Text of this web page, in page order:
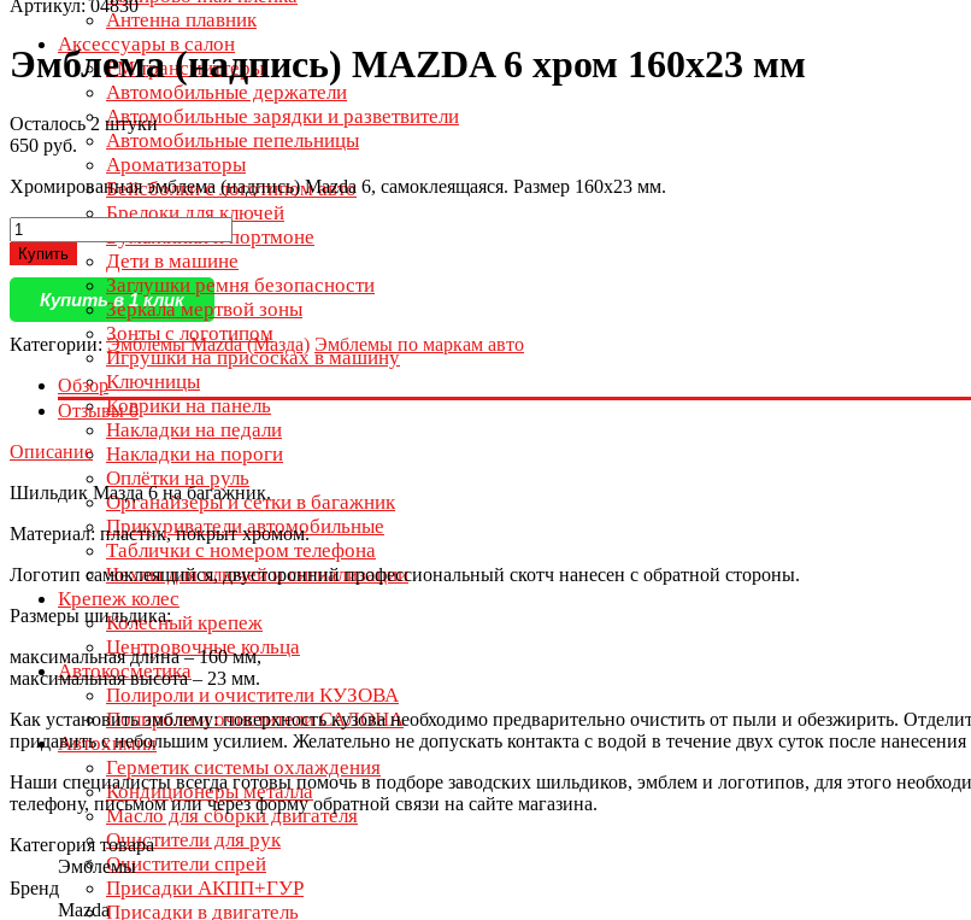
Антенна плавник
Аксессуары в салон
FM трансмиттеры
Автомобильные держатели
Автомобильные зарядки и разветвители
Автомобильные пепельницы
Ароматизаторы
Бейсболки с логотипом авто
Брелоки для ключей
Бумажники и портмоне
Дети в машине
Заглушки ремня безопасности
Зеркала мертвой зоны
Зонты с логотипом
Игрушки на присосках в машину
Ключницы
Коврики на панель
Накладки на педали
Накладки на пороги
Оплётки на руль
Органайзеры и сетки в багажник
Прикуриватели автомобильные
Таблички с номером телефона
Чехлы для ключей и сигнализации
Крепеж колес
Колесный крепеж
Центровочные кольца
Автокосметика
Полироли и очистители КУЗОВА
Полироли и очистители САЛОНА
Автохимия
Герметик системы охлаждения
Кондиционеры металла
Масло для сборки двигателя
Очистители для рук
Очистители спрей
Присадки АКПП+ГУР
Присадки в двигатель
Артикул: 04830
Эмблема (надпись) MAZDA 6 хром 160х23 мм
Осталось 2 штуки
650 руб.
Хромированная эмблема (надпись) Mazda 6, самоклеящаяся. Размер 160х23 мм.
Купить
Купить в 1 клик
Категории:Эмблемы Mazda (Мазда) Эмблемы по маркам авто
Обзор
Отзывы0
Описание
Шильдик Мазда 6 на багажник.
Материал: пластик, покрыт хромом.
Логотип самоклеящийся, двусторонний профессиональный скотч нанесен с обратной стороны.
Размеры шильдика:
максимальная длина – 160 мм,
максимальная высота – 23 мм.
Как установить эмблему: поверхность кузова необходимо предварительно очистить от пыли и обезжирить.
придавить с небольшим усилием. Желательно не допускать контакта с водой в течение двух суток после нанесения
Наши специалисты всегда готовы помочь в подборе заводских шильдиков, эмблем и логотипов, для этого
телефону, письмом или через форму обратной связи на сайте магазина.
Категория товара
Эмблемы
Бренд
Mazda